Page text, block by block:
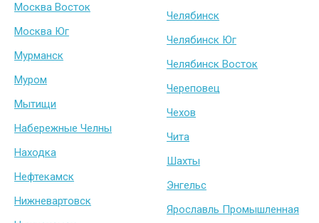
Москва Восток
Москва Юг
Мурманск
Муром
Мытищи
Набережные Челны
Находка
Нефтекамск
Нижневартовск
Челябинск
Челябинск Юг
Челябинск Восток
Череповец
Чехов
Чита
Шахты
Энгельс
Ярославль Промышленная